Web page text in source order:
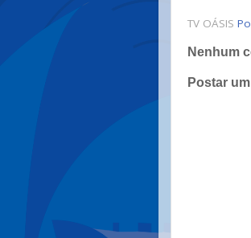
TV OÁSIS
Nenhum
Postar